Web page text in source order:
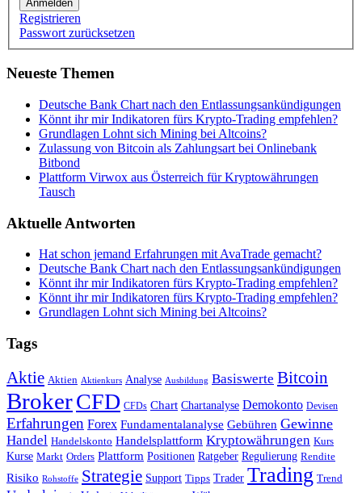
Anmelden
Registrieren
Passwort zurücksetzen
Neueste Themen
Deutsche Bank Chart nach den Entlassungsankündigungen
Könnt ihr mir Indikatoren fürs Krypto-Trading empfehlen?
Grundlagen Lohnt sich Mining bei Altcoins?
Zulassung von Bitcoin als Zahlungsart bei Onlinebank
Bitbond
Plattform Virwox aus Österreich für Kryptowährungen
Tausch
Aktuelle Antworten
Hat schon jemand Erfahrungen mit AvaTrade gemacht?
Deutsche Bank Chart nach den Entlassungsankündigungen
Könnt ihr mir Indikatoren fürs Krypto-Trading empfehlen?
Könnt ihr mir Indikatoren fürs Krypto-Trading empfehlen?
Grundlagen Lohnt sich Mining bei Altcoins?
Tags
Aktie Aktien Aktienkurs Analyse Ausbildung Basiswerte Bitcoin
BrokerCFD CFDs Chart Chartanalyse Demokonto Devisen
Erfahrungen Forex Fundamentalanalyse Gebühren Gewinne
Handel Handelskonto Handelsplattform Kryptowährungen Kurs
Kurse Markt Orders Plattform Positionen Ratgeber Regulierung Rendite
Risiko Rohstoffe Strategie Support Tipps Trader Trading Trend